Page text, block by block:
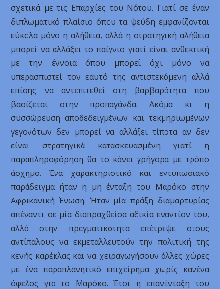
σχετικά με τις Επαρχίες του Νότου. Γιατί σε έναν
διπλωματικό πλαίσιο όπου τα ψεύδη εμφανίζονται
εύκολα μόνο η αλήθεια, αλλά η στρατηγική αλήθεια
μπορεί να αλλάξει το παίγνιο γιατί είναι ανθεκτική
με την έννοια όπου μπορεί όχι μόνο να
υπερασπιστεί τον εαυτό της αντιστεκόμενη αλλά
επίσης να αντεπιτεθεί στη βαρβαρότητα που
βασίζεται στην προπαγάνδα. Ακόμα κι η
συσσώρευση αποδεδειγμένων και τεκμηριωμένων
γεγονότων δεν μπορεί να αλλάξει τίποτα αν δεν
είναι στρατηγικά κατασκευασμένη γιατί η
παραπληροφόρηση θα το κάνει γρήγορα με τρόπο
άσχημο. Ένα χαρακτηριστικό και εντυπωσιακό
παράδειγμα ήταν η μη ένταξη του Μαρόκο στην
Αφρικανική Ένωση. Ήταν μία πράξη διαμαρτυρίας
απέναντι σε μία διαπραχθείσα αδικία εναντίον του,
αλλά στην πραγματικότητα επέτρεψε στους
αντίπαλους να εκμεταλλευτούν την πολιτική της
κενής καρέκλας και να χειραγωγήσουν άλλες χώρες
με ένα παραπλανητικό επιχείρημα χωρίς κανένα
όφελος για το Μαρόκο. Έτσι η επανένταξη του